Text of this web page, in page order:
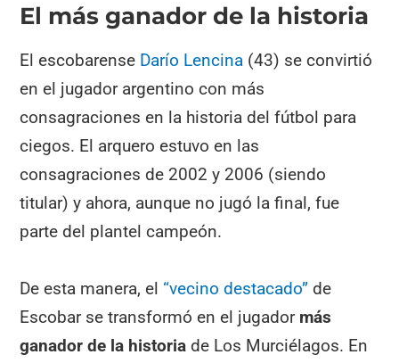
El más ganador de la historia
El escobarense Darío Lencina (43) se convirtió
en el jugador argentino con más
consagraciones en la historia del fútbol para
ciegos. El arquero estuvo en las
consagraciones de 2002 y 2006 (siendo
titular) y ahora, aunque no jugó la final, fue
parte del plantel campeón.
De esta manera, el “vecino destacado” de
Escobar se transformó en el jugador más
ganador de la historia de Los Murciélagos. En